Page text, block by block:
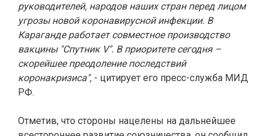
руководителей, народов наших стран перед лицом
угрозы новой коронавирусной инфекции. В
Караганде работает совместное производство
вакцины "Спутник V". В приоритете сегодня –
скорейшее преодоление последствий
коронакризиса", - цитирует его пресс-служба МИД
РФ.
Отметив, что стороны нацелены на дальнейшее